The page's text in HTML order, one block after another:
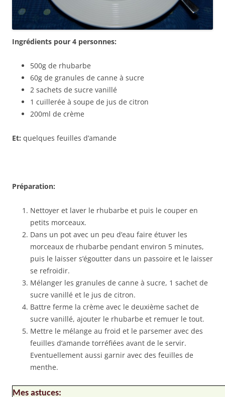
Ingrédients pour 4 personnes:
500g de rhubarbe
60g de granules de canne à sucre
2 sachets de sucre vanillé
1 cuillerée à soupe de jus de citron
200ml de crème
Et: quelques feuilles d’amande
Préparation:
Nettoyer et laver le rhubarbe et puis le couper en
petits morceaux.
Dans un pot avec un peu d’eau faire étuver les
morceaux de rhubarbe pendant environ 5 minutes,
puis le laisser s’égoutter dans un passoire et le laisser
se refroidir.
Mélanger les granules de canne à sucre, 1 sachet de
sucre vanillé et le jus de citron.
Battre ferme la crème avec le deuxième sachet de
sucre vanillé, ajouter le rhubarbe et remuer le tout.
Mettre le mélange au froid et le parsemer avec des
feuilles d’amande torréfiées avant de le servir.
Eventuellement aussi garnir avec des feuilles de
menthe.
Mes astuces: